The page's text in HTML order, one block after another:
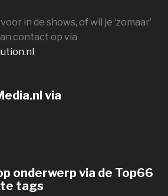
in de shows, of wil je ‘zomaar’
contact op via
via
onderwerp via de Top66
tags